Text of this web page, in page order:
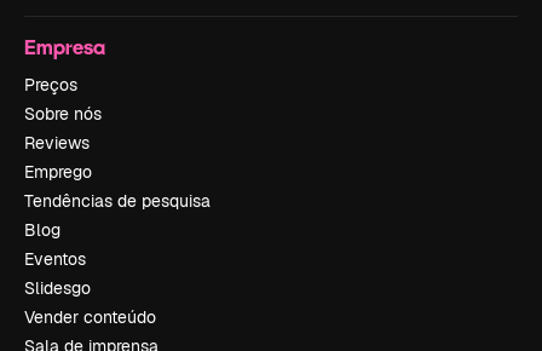
Empresa
Preços
Sobre nós
Reviews
Emprego
Tendências de pesquisa
Blog
Eventos
Slidesgo
Vender conteúdo
Sala de imprensa